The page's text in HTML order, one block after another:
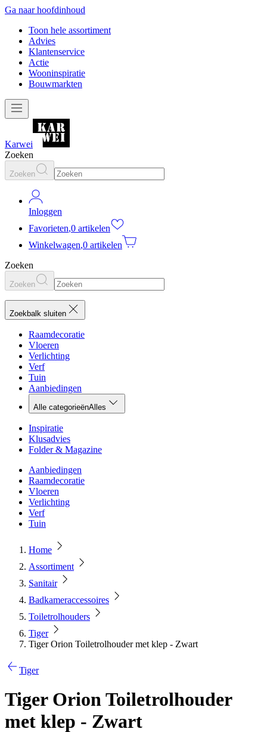
Ga naar hoofdinhoud
Toon hele assortiment
Advies
Klantenservice
Actie
Wooninspiratie
Bouwmarkten
Karwei
Zoeken
Zoeken
Inloggen
Favorieten,0 artikelen
Winkelwagen,0 artikelen
Zoeken
Zoeken
Zoekbalk sluiten
Raamdecoratie
Vloeren
Verlichting
Verf
Tuin
Aanbiedingen
Alle categorieënAlles
Inspiratie
Klusadvies
Folder & Magazine
Aanbiedingen
Raamdecoratie
Vloeren
Verlichting
Verf
Tuin
Home
Assortiment
Sanitair
Badkameraccessoires
Toiletrolhouders
Tiger
Tiger Orion Toiletrolhouder met klep - Zwart
Tiger
Tiger Orion Toiletrolhouder
met klep - Zwart